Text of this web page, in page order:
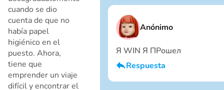
cuando se dio
cuenta de que no
había papel
higiénico en el
puesto. Ahora,
tiene que
emprender un viaje
difícil y encontrar el
Anónimo
Я WIN Я ПРошел
Respuesta
Soy un chico